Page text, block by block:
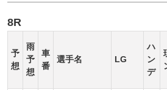
8R
予
想
雨
予
想
車
番
選手名 LG
ハ
ン
デ